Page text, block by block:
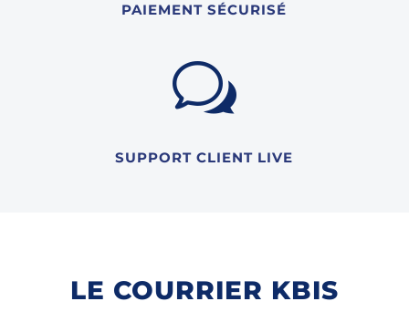
PAIEMENT SÉCURISÉ
w
SUPPORT CLIENT LIVE
LE COURRIER KBIS